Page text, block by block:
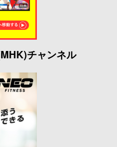
チャンネル